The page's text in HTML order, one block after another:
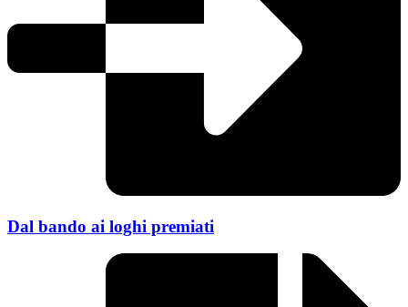
Dal bando ai loghi premiati